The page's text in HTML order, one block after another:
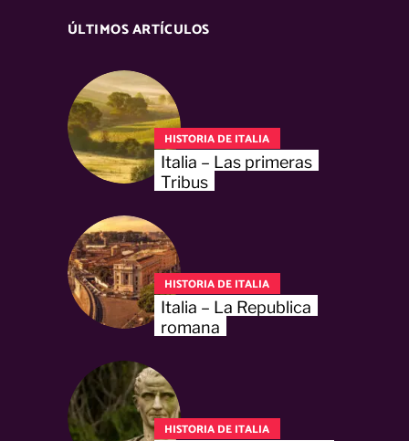
ÚLTIMOS ARTÍCULOS
HISTORIA DE ITALIA
Italia – Las primeras
Tribus
HISTORIA DE ITALIA
Italia – La Republica
romana
HISTORIA DE ITALIA